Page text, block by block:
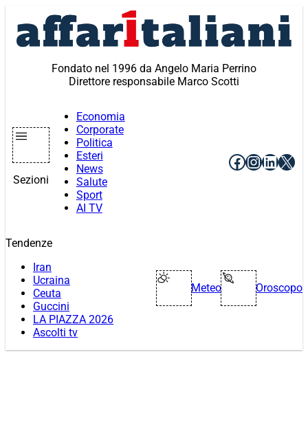
contenuto
Fondato nel 1996 da Angelo Maria Perrino
Direttore responsabile Marco Scotti
Sezioni
Economia
Corporate
Politica
Esteri
News
Salute
Sport
AI TV
Facebook
X
Tendenze
Iran
Ucraina
Ceuta
Guccini
LA PIAZZA 2026
Ascolti tv
Meteo Oroscopo